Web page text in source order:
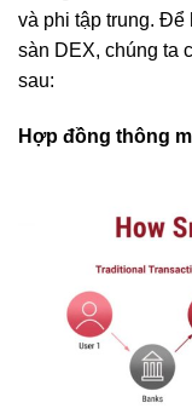
và phi tập trung. Để
sàn DEX, chúng ta
sau:
Hợp đồng thông